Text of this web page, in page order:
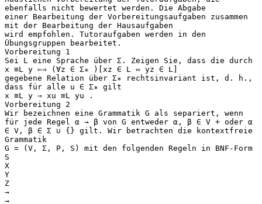
ebenfalls nicht bewertet werden. Die Abgabe
einer Bearbeitung der Vorbereitungsaufgaben zusammen
mit der Bearbeitung der Hausaufgaben
wird empfohlen. Tutoraufgaben werden in den
Übungsgruppen bearbeitet.
Vorbereitung 1
Sei L eine Sprache über Σ. Zeigen Sie, dass die durch
x ≡L y ⇐⇒ (∀z ∈ Σ∗ )[xz ∈ L ⇔ yz ∈ L]
gegebene Relation über Σ∗ rechtsinvariant ist, d. h.,
dass für alle u ∈ Σ∗ gilt
x ≡L y ⇒ xu ≡L yu .
Vorbereitung 2
Wir bezeichnen eine Grammatik G als separiert, wenn
für jede Regel α → β von G entweder α, β ∈ V + oder α
∈ V, β ∈ Σ ∪ {} gilt. Wir betrachten die kontextfreie
Grammatik
G = (V, Σ, P, S) mit den folgenden Regeln in BNF-Form
S
X
Y
Z
→
→